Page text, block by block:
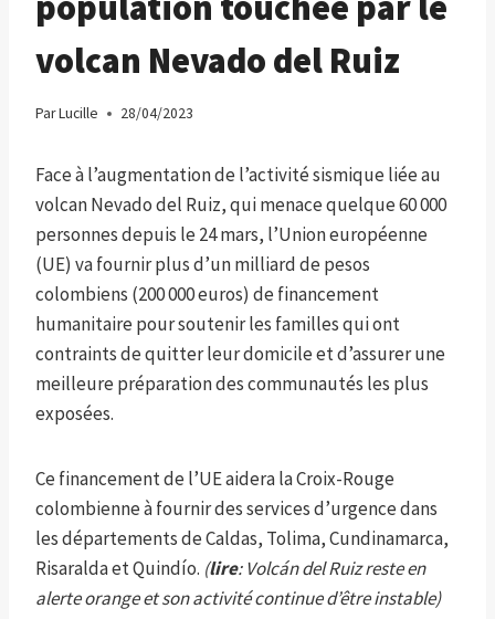
volcan Nevado del Ruiz
ParLucille 28/04/2023
Face à l’augmentation de l’activité sismique liée au
volcan Nevado del Ruiz, qui menace quelque 60 000
personnes depuis le 24 mars, l’Union européenne
(UE) va fournir plus d’un milliard de pesos
colombiens (200 000 euros) de financement
humanitaire pour soutenir les familles qui ont
contraints de quitter leur domicile et d’assurer une
meilleure préparation des communautés les plus
exposées.
Ce financement de l’UE aidera la Croix-Rouge
colombienne à fournir des services d’urgence dans
les départements de Caldas, Tolima, Cundinamarca,
Risaralda et Quindío. (lire: Volcán del Ruiz reste en
alerte orange et son activité continue d’être instable)